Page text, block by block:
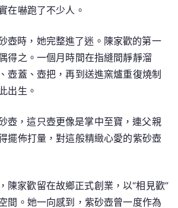
在嚇跑了不少人。
壺時，她完整進了迷。陳家歡的第一
得之。一個月時間在指縫間靜靜溜
壺蓋、壺把，再到送進窯爐重復燒制
出生。
壺，這只壺更像是掌中至寶，連父親
擺佈打量，對這般精緻心愛的紫砂壺
陳家歡留在故鄉正式創業，以“相見歡”
間。她一向感到，紫砂壺曾一度作為